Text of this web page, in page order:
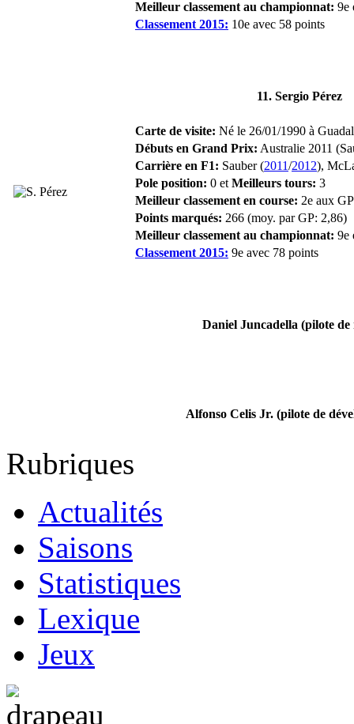
Meilleur classement au championnat: 9e
Classement 2015: 10e avec 58 points
11. Sergio Pérez
Carte de visite: Né le 26/01/1990 à
Débuts en Grand Prix: Australie 2011
Carrière en F1: Sauber (2011/2012),
Pole position: 0 et Meilleurs tours: 3
Meilleur classement en course: 2e aux
Points marqués: 266 (moy. par GP: 2,86)
Meilleur classement au championnat: 9e
Classement 2015: 9e avec 78 points
Daniel Juncadella (pilote de
Alfonso Celis Jr. (pilote de
Rubriques
Actualités
Saisons
Statistiques
Lexique
Jeux